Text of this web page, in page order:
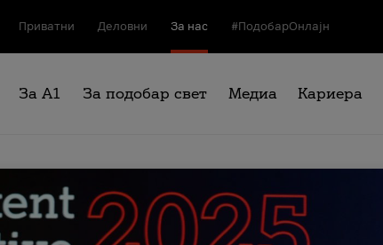
Приватни Деловни За нас #ПодобарОнлајн
За А1 За подобар свет Медиа Кариера